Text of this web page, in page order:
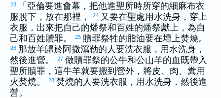
23 「 亞倫要進會幕，把他進聖所時所穿的細麻布衣
服脫下，放在那裡，
24 又要在聖處用水洗身，穿上
衣服，出來把自己的燔祭和百姓的燔祭獻上，為自
己和百姓贖罪。
25 贖罪祭牲的脂油要在壇上焚燒。
26 那放羊歸於阿撒瀉勒的人要洗衣服，用水洗身，
然後進營。
27 做贖罪祭的公牛和公山羊的血既帶入
聖所贖罪，這牛羊就要搬到營外，將皮、肉、糞用
火焚燒。
28 焚燒的人要洗衣服，用水洗身，然後進
營。